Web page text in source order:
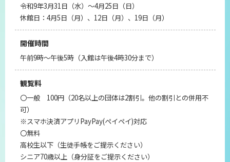
令和9年3月31日（水）～4月25日（日）
休館日：4月5日（月）、12日（月）、19日（月）
開催時間
午前9時～午後5時（入館は午後4時30分まで）
観覧料
〇一般 100円（20名以上の団体は2割引。他の割引との併用不
可）
※スマホ決済アプリPayPay(ペイペイ)対応
〇無料
高校生以下（生徒手帳をご提示ください）
シニア70歳以上（身分証をご提示ください）